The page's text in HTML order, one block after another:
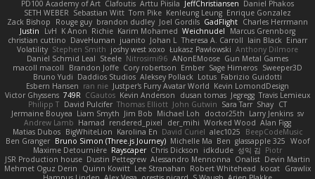
PD100 Academy of Art Clafoutis Arttu Piisila JeffChristiansen Daniel Phakos
SETH WEBER Sebastian Witt Tom Pike Kenleung Leung Enrique Gonzalez
Zack Bishop
Rouge guy brandon dudley Joel Gordils GadFlight Charles Herrmann
Justin
LvH K Anon Richie Karim Mohamed Weichnudel
Marcus Grennborg
christian cuttino DaveHuman juanito Johan L Theresa A. Carroll Iain Black Einarr
Volatility Stephen Smith joshy west xoxo Łukasz Pawłowski Anthony Dilmore
Daniel Schmid Leal Steele Nitrosimi96 ANonEMoose Gun Metal Games
macoll macoll
Brandon Joffe Cory robertson Ember Sage Himeros Sweeper3D
Bruno Yudi Daddios Studios Aleksey Pollack Lotus Fabrizio Guidotti
Esbern Hansen ran nie Justper's Furry Avatar World Kevin LomondDesign
Victor Ghyssens 749R CGautos Kevin Anderson dusan tomas Jegregg Travis Lemieux
Philipp T David Pulcifer Thomas Elliott John Gutwin Sara Tarr Shay CT
Jermaine Bouyea Liam Smyth Jim Bob Michael Loh doctor25th Larry Jenkins sv
Andrew Lamb Hamad rendered_pixel der_mihi Worked Wood Alan Figg
Matias Dubos BigWhiteLion Karolina En David Curiel alec1025
BeepCodeMusic
Ben Granger Bruno Simon (Three.js Journey) Michelle Ma Ben glassapple 325 Woof
Maxime Detournière Rayscaper Chris Dickson idkdude 성익 김 Piotr
JSR Production house Dustin Pettegrew Alessandro Mennonna Onalist Devin Martin
Mehmet Oguz Derin
Quinn Kowitt Lee Stranahan Robert Whitehead kocat Grawlix